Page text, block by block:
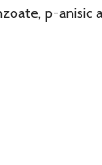
p-anisic